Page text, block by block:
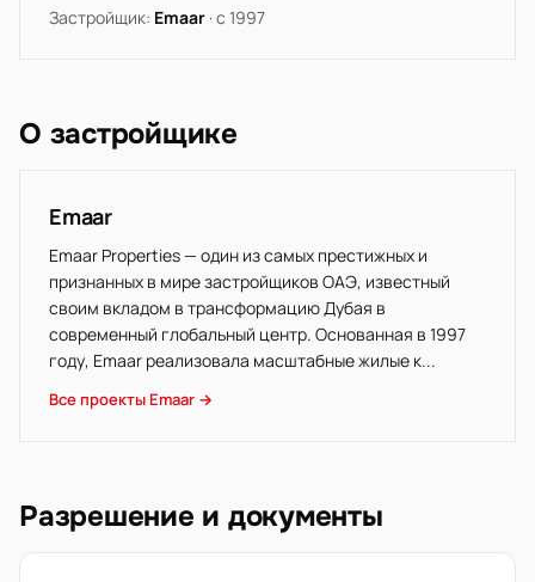
Застройщик: Emaar · с 1997
О застройщике
Emaar
Emaar Properties — один из самых престижных и
признанных в мире застройщиков ОАЭ, известный
своим вкладом в трансформацию Дубая в
современный глобальный центр. Основанная в 1997
году, Emaar реализовала масштабные жилые к...
Все проекты Emaar →
Разрешение и документы